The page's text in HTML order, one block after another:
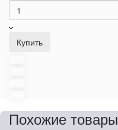
Купить
Похожие товары